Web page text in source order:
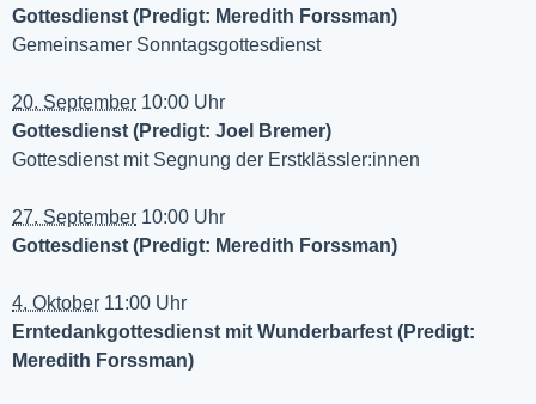
Gottesdienst (Predigt: Meredith Forssman)
Gemeinsamer Sonntagsgottesdienst
20. September 10:00 Uhr
Gottesdienst (Predigt: Joel Bremer)
Gottesdienst mit Segnung der Erstklässler:innen
27. September 10:00 Uhr
Gottesdienst (Predigt: Meredith Forssman)
4. Oktober 11:00 Uhr
Erntedankgottesdienst mit Wunderbarfest (Predigt:
Meredith Forssman)